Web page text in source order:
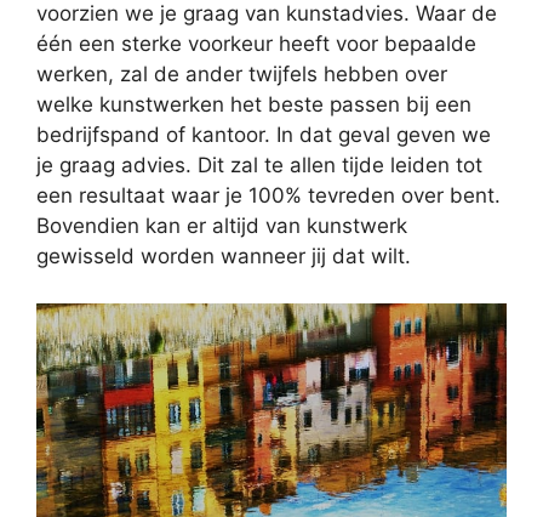
voorzien we je graag van kunstadvies. Waar de
één een sterke voorkeur heeft voor bepaalde
werken, zal de ander twijfels hebben over
welke kunstwerken het beste passen bij een
bedrijfspand of kantoor. In dat geval geven we
je graag advies. Dit zal te allen tijde leiden tot
een resultaat waar je 100% tevreden over bent.
Bovendien kan er altijd van kunstwerk
gewisseld worden wanneer jij dat wilt.